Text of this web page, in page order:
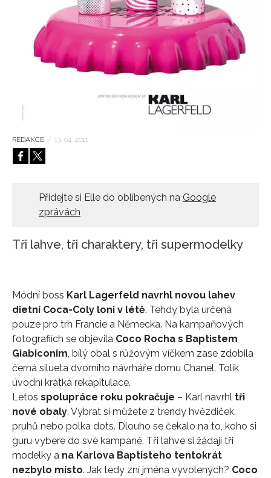
REDAKCE / 13. 04. 2011
Přidejte si Elle do oblíbených na Google
zprávách
Tři lahve, tři charaktery, tři supermodelky
Módní boss Karl Lagerfeld navrhl novou lahev
dietní Coca-Coly loni v létě. Tehdy byla určená
pouze pro trh Francie a Německa. Na kampaňových
fotografiích se objevila Coco Rocha s Baptistem
Giabiconim, bílý obal s růžovým víčkem zase zdobila
černá silueta dvorního návrháře domu Chanel. Tolik
úvodní krátká rekapitulace.
Letos spolupráce roku pokračuje – Karl navrhl tři
nové obaly. Vybrat si můžete z trendy hvězdiček,
pruhů nebo polka dots. Dlouho se čekalo na to, koho si
guru vybere do své kampaně. Tři lahve si žádají tři
modelky a na Karlova Baptisteho tentokrát
nezbylo místo. Jak tedy zní jména vyvolených? Coco